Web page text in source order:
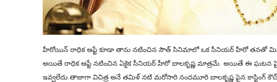
హీరోయిన్ రాధిక ఆప్టే కూడా తాను నటించిన సౌత్ సినిమాలో ఒక సీనియర్ హీరో తనతో మిస్
అయితే రాధిక ఆప్టే నటించిన ఏకైక సీనియర్ హీరో బాలకృష్ణ మాత్రమే. అయితే ఈ ఘటన
ఇవ్వలేదు.తాజాగా విచిత్ర అనే తమిళ్ నటి మరోసారి నందమూరి బాలకృష్ణ పైన కాస్టింగ్